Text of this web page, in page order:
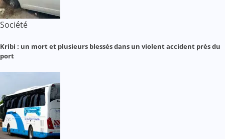
Société
Kribi : un mort et plusieurs blessés dans un violent accident près du
port